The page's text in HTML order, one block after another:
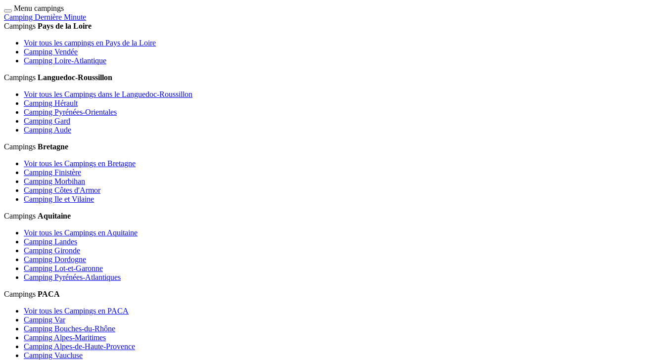
Menu campings
Camping Dernière Minute
Campings Pays de la Loire
Voir tous les campings en Pays de la Loire
Camping Vendée
Camping Loire-Atlantique
Campings Languedoc-Roussillon
Voir tous les Campings dans le Languedoc-Roussillon
Camping Hérault
Camping Pyrénées-Orientales
Camping Gard
Camping Aude
Campings Bretagne
Voir tous les Campings en Bretagne
Camping Finistère
Camping Morbihan
Camping Côtes d'Armor
Camping Ile et Vilaine
Campings Aquitaine
Voir tous les Campings en Aquitaine
Camping Landes
Camping Gironde
Camping Dordogne
Camping Lot-et-Garonne
Camping Pyrénées-Atlantiques
Campings PACA
Voir tous les Campings en PACA
Camping Var
Camping Bouches-du-Rhône
Camping Alpes-Maritimes
Camping Alpes-de-Haute-Provence
Camping Vaucluse